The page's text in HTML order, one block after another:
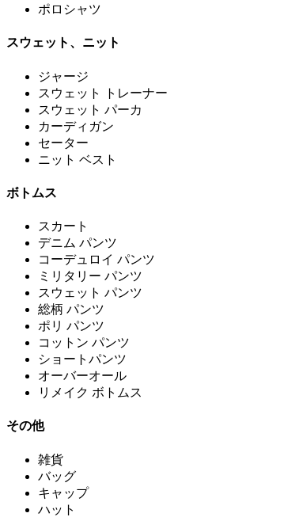
ポロシャツ
スウェット、ニット
ジャージ
スウェット トレーナー
スウェット パーカ
カーディガン
セーター
ニット ベスト
ボトムス
スカート
デニム パンツ
コーデュロイ パンツ
ミリタリー パンツ
スウェット パンツ
総柄 パンツ
ポリ パンツ
コットン パンツ
ショートパンツ
オーバーオール
リメイク ボトムス
その他
雑貨
バッグ
キャップ
ハット